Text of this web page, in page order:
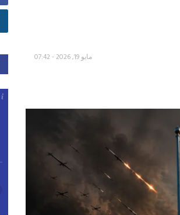
مايو 19, 2026 - 07:42